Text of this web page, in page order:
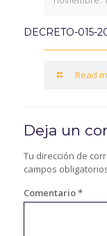
DECRETO-015-
Read
Deja un
Tu dirección de
campos
Comentario*